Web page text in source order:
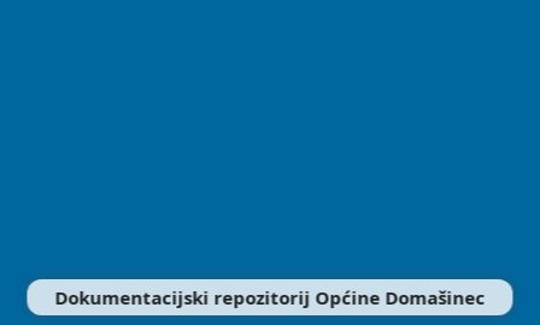
Dokumentacijski repozitorij Općine Domašinec